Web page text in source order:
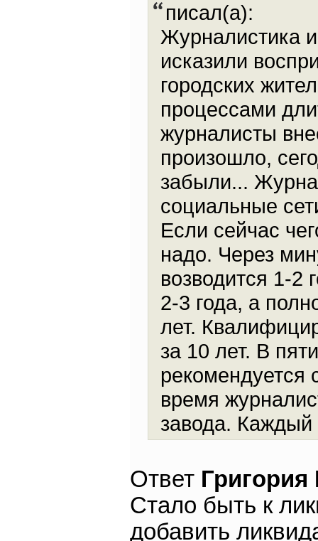
писал(а):
Журналистика
исказили
городских
процессами
журналисты
произошло,
забыли...
социальные
Если сейчас
надо. Через
возводится 1-2
2-3 года, а
лет.
за 10 лет. В
рекомендуется
время
завода. Каждый
Ответ
Стало быть к
добавить